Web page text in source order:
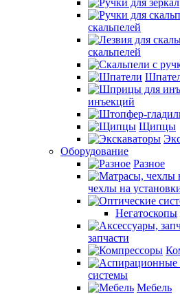
скальпелей
скальпелей
инъекций
Щипцы
Оборудование
Разное
чехлы на
Негатоскопы
запчасти
системы
Мебель